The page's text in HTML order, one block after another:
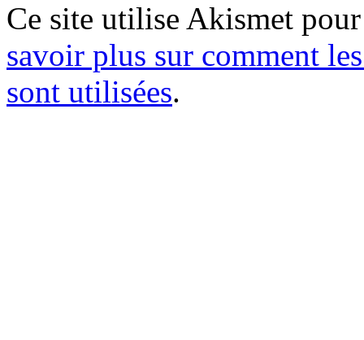
Ce site utilise Akismet
savoir plus sur comment
sont utilisées.